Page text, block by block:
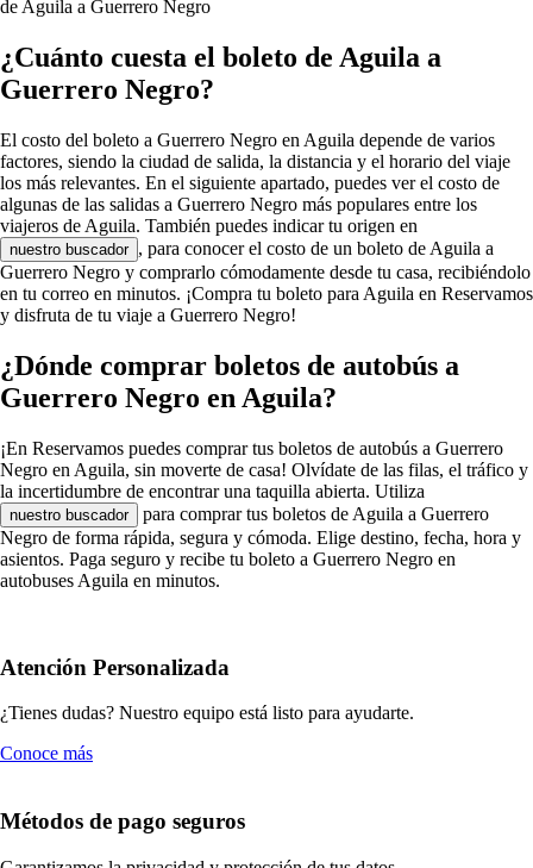
de Aguila a Guerrero Negro
¿Cuánto cuesta el boleto de Aguila a
Guerrero Negro?
El costo del boleto a Guerrero Negro en Aguila depende de varios
factores, siendo la ciudad de salida, la distancia y el horario del viaje
los más relevantes. En el siguiente apartado, puedes ver el costo de
algunas de las salidas a Guerrero Negro más populares entre los
viajeros de Aguila. También puedes indicar tu origen en
nuestro buscador , para conocer el costo de un boleto de Aguila a
Guerrero Negro y comprarlo cómodamente desde tu casa, recibiéndolo
en tu correo en minutos. ¡Compra tu boleto para Aguila en Reservamos
y disfruta de tu viaje a Guerrero Negro!
¿Dónde comprar boletos de autobús a
Guerrero Negro en Aguila?
¡En Reservamos puedes comprar tus boletos de autobús a Guerrero
Negro en Aguila, sin moverte de casa! Olvídate de las filas, el tráfico y
la incertidumbre de encontrar una taquilla abierta. Utiliza
nuestro buscador
para comprar tus boletos de Aguila a Guerrero
Negro de forma rápida, segura y cómoda. Elige destino, fecha, hora y
asientos. Paga seguro y recibe tu boleto a Guerrero Negro en
autobuses Aguila en minutos.
Atención Personalizada
¿Tienes dudas? Nuestro equipo está listo para ayudarte.
Conoce más
Métodos de pago seguros